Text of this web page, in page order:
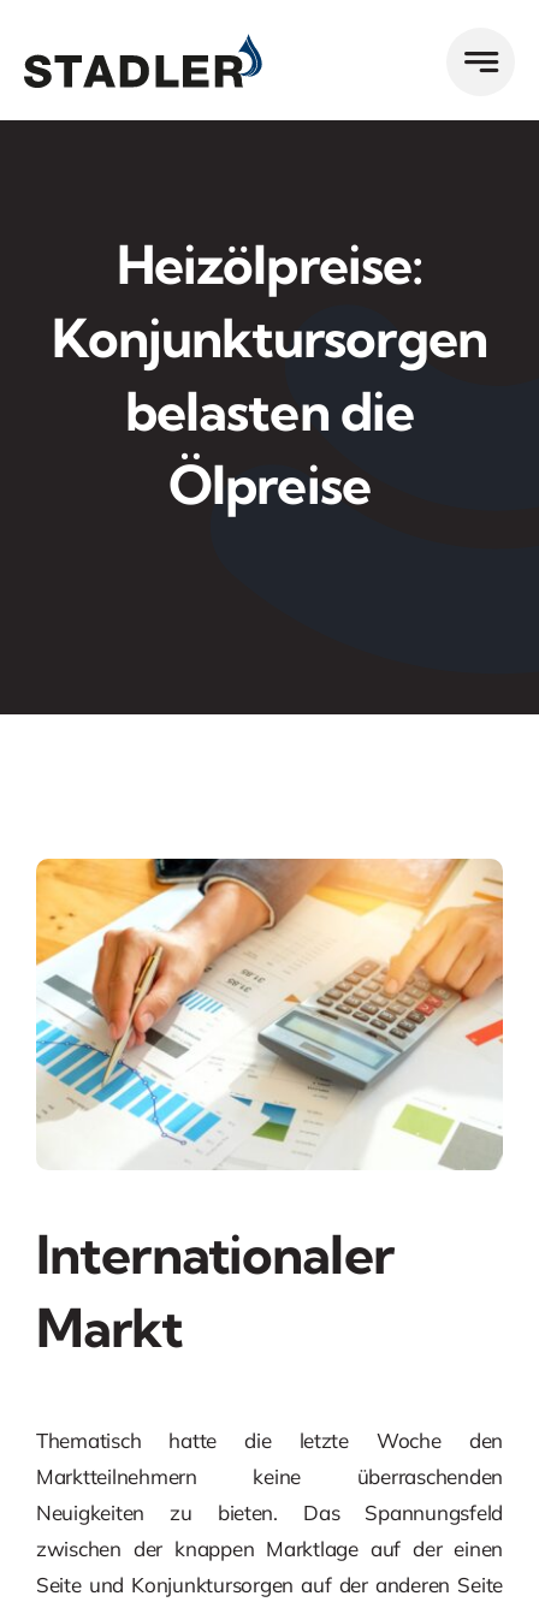
Inhalt
springen
Heizölpreise:
Konjunktursorgen
belasten die
Ölpreise
Internationaler
Markt
Thematisch hatte die letzte Woche den
Marktteilnehmern keine überraschenden
Neuigkeiten zu bieten. Das Spannungsfeld
zwischen der knappen Marktlage auf der einen
Seite und Konjunktursorgen auf der anderen Seite